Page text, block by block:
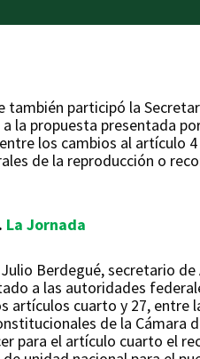
participó la
la propuesta presentada
los cambios al artículo
de la reproducción o
La Jornada
Berdegué, secretario
a las autoridades
artículos cuarto y 27, entre
de la Cámara
para el artículo cuarto el